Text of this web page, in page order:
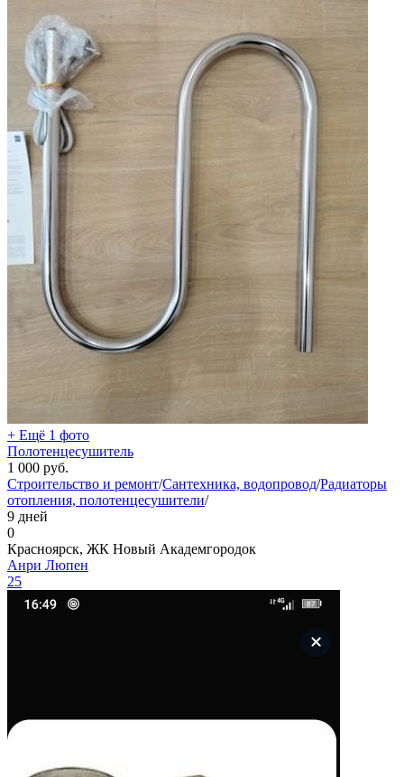
+ Ещё 1 фото
Полотенцесушитель
1 000 руб.
Строительство и ремонт/Сантехника, водопровод/Радиаторы
отопления, полотенцесушители/
9 дней
0
Красноярск, ЖК Новый Академгородок
Анри Люпен
25